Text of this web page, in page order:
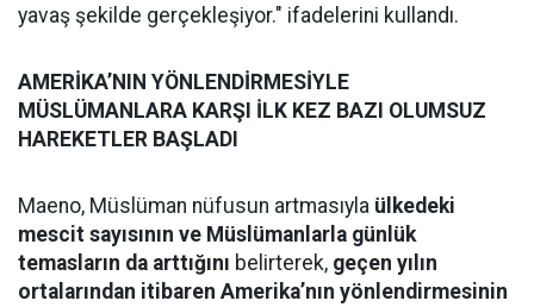
yavaş şekilde gerçekleşiyor." ifadelerini kullandı.
AMERİKA’NIN YÖNLENDİRMESİYLE
MÜSLÜMANLARA KARŞI İLK KEZ BAZI OLUMSUZ
HAREKETLER BAŞLADI
Maeno, Müslüman nüfusun artmasıyla ülkedeki
mescit sayısının ve Müslümanlarla günlük
temasların da arttığını belirterek, geçen yılın
ortalarından itibaren Amerika’nın yönlendirmesinin